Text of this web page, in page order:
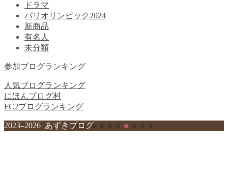
ドラマ
パリオリンピック2024
新商品
有名人
未分類
参加ブログランキング
人気ブログランキング
にほんブログ村
FC2ブログランキング
2023–2026 あずきブログ